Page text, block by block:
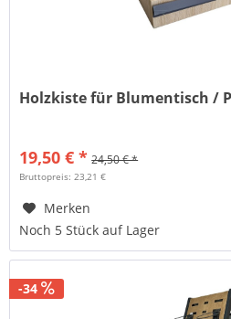
Holzkiste für Blumentisch /
19,50 € * 24,50 € *
Bruttopreis: 23,21 €
Merken
Noch 5 Stück auf Lager
-34